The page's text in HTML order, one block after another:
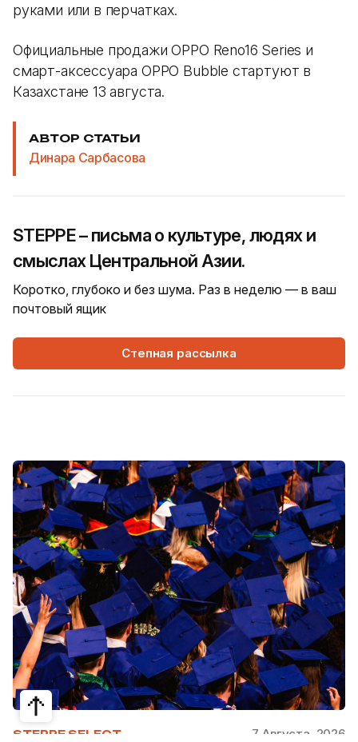
руками или в перчатках.
Официальные продажи OPPO Reno16 Series и
смарт-аксессуара OPPO Bubble стартуют в
Казахстане 13 августа.
АВТОР СТАТЬИ
Динара Сарбасова
STEPPE – письма о культуре, людях и
смыслах Центральной Азии.
Коротко, глубоко и без шума. Раз в неделю — в ваш
почтовый ящик
Степная рассылка
STEPPE SELECT 7 Августа, 2026